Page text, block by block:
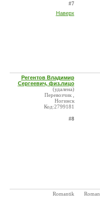
#7
Наверх
Регентов Владимир
Сергеевич, физ.лицо
(удалена)
Перевозчик ,
Ногинск
Код:2799181
#8
Romantik